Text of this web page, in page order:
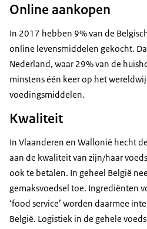
Online aankopen
In 2017 hebben 9% van de
online levensmiddelen gekocht.
Nederland, waar 29% van de
minstens één keer op het
voedingsmiddelen.
Kwaliteit
In Vlaanderen en Wallonië hecht
aan de kwaliteit van zijn/haar
ook te betalen. In geheel België
gemaksvoedsel toe. Ingrediënten
‘food service’ worden daarmee
België. Logistiek in de gehele